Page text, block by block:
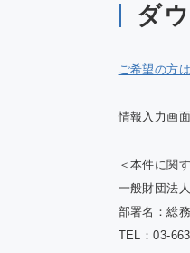
ダ
ご希望の方
情報入力画
＜本件に関
一般財団法
部署名：総
TEL：